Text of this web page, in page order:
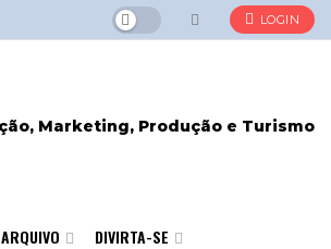
LOGIN
ARQUIVO DIVIRTA-SE